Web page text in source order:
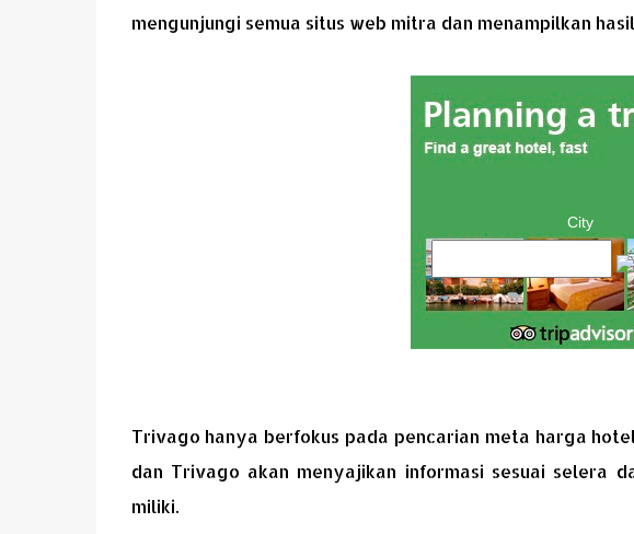
mengunjungi semua situs web mitra dan menampilkan
City
Trivago hanya berfokus pada pencarian meta harga
dan Trivago akan menyajikan informasi sesuai selera
miliki.